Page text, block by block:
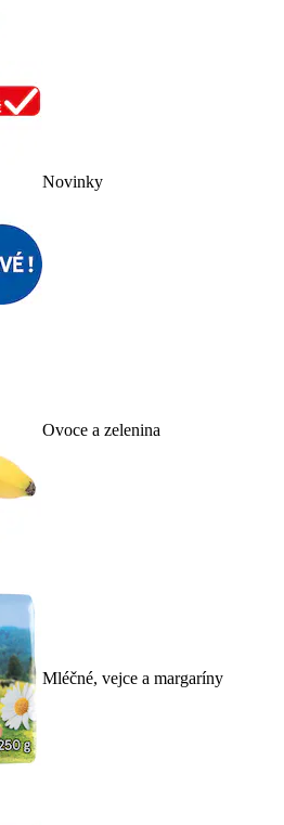
Novinky
Ovoce a zelenina
Mléčné, vejce a margaríny